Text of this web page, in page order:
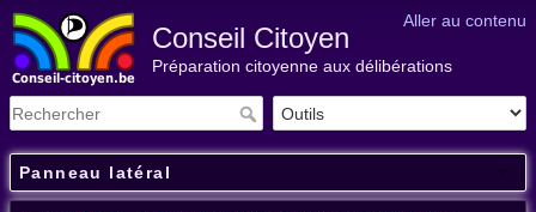
Aller au contenu
Conseil Citoyen
Préparation citoyenne aux délibérations
Panneau latéral